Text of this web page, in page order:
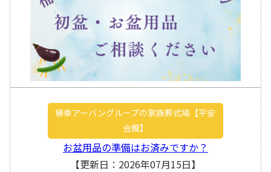
桶幸アーバングループの家族葬式場【平安
会館】
お盆用品の準備はお済みですか？
【更新日：2026年07月15日】